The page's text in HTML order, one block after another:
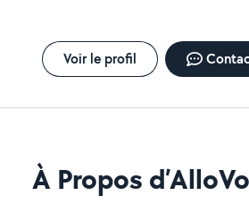
Voir le profil
À Propos